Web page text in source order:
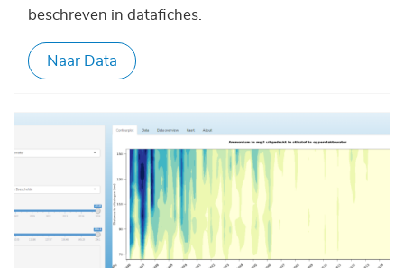
beschreven in datafiches.
Naar Data
Afbeelding